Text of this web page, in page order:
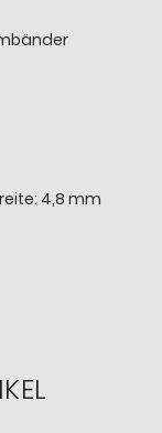
4,8 mm